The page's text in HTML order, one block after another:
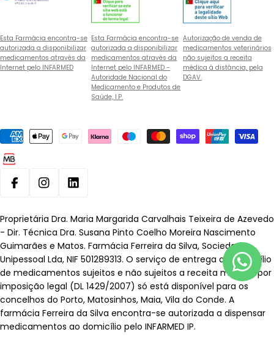
Esta Farmácia encontra-se
autorizada a disponibilizar
medicamentos através da
Internet pelo INFARMED
Esta Farmácia encontra-se
autorizada a disponibilizar
medicamentos através da
Internet pelo INFARMED -
Autoridade Nacional do
Medicamento e Produtos de
Saúde, I.P.
Autorização de venda de
medicamentos veterinários
não sujeitos a receita
médica à distância, pela
DGAV.
Métodos
pagamento
FacebookInstagramLinkedin
Proprietária Dra. Maria Margarida Carvalhais Teixeira de Azevedo
- Dir. Técnica Dra. Susana Pinto Coelho Moreira Nascimento
Guimarães e Matos. Farmácia Ferreira da Silva, Sociedade
Unipessoal Lda, NIF 501289313. O serviço de entrega ao domicílio
de medicamentos sujeitos e não sujeitos a receita médica, por
imposição legal (DL 1429/2007) só está disponível para os
concelhos do Porto, Matosinhos, Maia, Vila do Conde. A
farmácia Ferreira da Silva encontra-se autorizada a dispensar
medicamentos ao domicílio pelo INFARMED IP.